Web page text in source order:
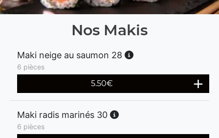
Nos Makis
Maki neige au saumon 28
6 pièces
5.50€
Maki radis marinés 30
6 pièces